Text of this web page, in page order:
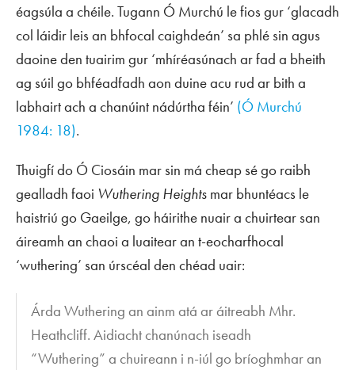
éagsúla a chéile. Tugann Ó Murchú le fios gur ‘glacadh
col láidir leis an bhfocal caighdeán’ sa phlé sin agus
daoine den tuairim gur ‘mhíréasúnach ar fad a bheith
ag súil go bhféadfadh aon duine acu rud ar bith a
labhairt ach a chanúint nádúrtha féin’ (Ó Murchú
1984: 18).
Thuigfí do Ó Ciosáin mar sin má cheap sé go raibh
gealladh faoi Wuthering Heights mar bhuntéacs le
haistriú go Gaeilge, go háirithe nuair a chuirtear san
áireamh an chaoi a luaitear an t-eocharfhocal
‘wuthering’ san úrscéal den chéad uair:
Árda Wuthering an ainm atá ar áitreabh Mhr.
Heathcliff. Aidiacht chanúnach iseadh
“Wuthering” a chuireann i n-iúl go bríoghmhar an